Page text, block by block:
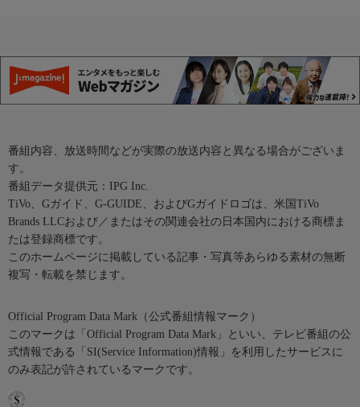
番組内容、放送時間などが実際の放送内容と異なる場合がございま
す。
番組データ提供元：IPG Inc.
TiVo、Gガイド、G-GUIDE、およびGガイドロゴは、米国TiVo
Brands LLCおよび／またはその関連会社の日本国内における商標ま
たは登録商標です。
このホームページに掲載している記事・写真等あらゆる素材の無断
複写・転載を禁じます。
Official Program Data Mark（公式番組情報マーク）
このマークは「Official Program Data Mark」といい、テレビ番組の公
式情報である「SI(Service Information)情報」を利用したサービスに
のみ表記が許されているマークです。